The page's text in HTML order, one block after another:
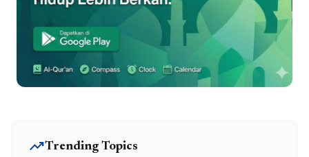
trending_upTrending Topics